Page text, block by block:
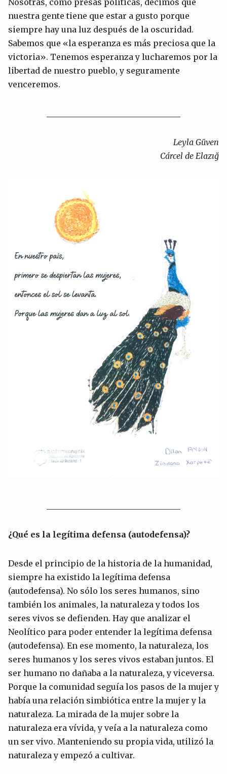
Nosotras, como presas políticas, decimos que
nuestra gente tiene que estar a gusto porque
siempre hay una luz después de la oscuridad.
Sabemos que «la esperanza es más preciosa que la
victoria». Tenemos esperanza y lucharemos por la
libertad de nuestro pueblo, y seguramente
venceremos.
Leyla Güven
Cárcel de Elazığ
¿Qué es la legítima defensa (autodefensa)?
Desde el principio de la historia de la humanidad,
siempre ha existido la legítima defensa
(autodefensa). No sólo los seres humanos, sino
también los animales, la naturaleza y todos los
seres vivos se defienden. Hay que analizar el
Neolítico para poder entender la legítima defensa
(autodefensa). En ese momento, la naturaleza, los
seres humanos y los seres vivos estaban juntos. El
ser humano no dañaba a la naturaleza, y viceversa.
Porque la comunidad seguía los pasos de la mujer y
había una relación simbiótica entre la mujer y la
naturaleza. La mirada de la mujer sobre la
naturaleza era vívida, y veía a la naturaleza como
un ser vivo. Manteniendo su propia vida, utilizó la
naturaleza y empezó a cultivar.